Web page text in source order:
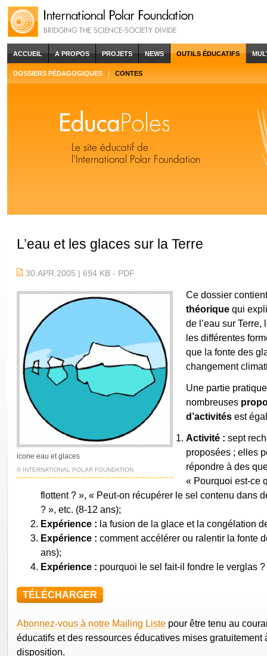
ACCUEIL A PROPOS PROJETS NEWS OUTILS ÉDUCATIFS
DOSSIERS PÉDAGOGIQUES CONTES
L’eau et les glaces sur la Terre
30.APR.2005 | 694 KB - PDF
icone eau et glaces
© INTERNATIONAL POLAR FOUNDATION
Ce dossier
théorique qui
de l’eau sur Terre,
les différentes
que la fonte des
changement
Une partie
nombreuses
d’activités est
Activité : sept
proposées ; elles
répondre à des
« Pourquoi est-ce
flottent ? », « Peut-on récupérer le sel contenu dans
? », etc. (8-12 ans);
Expérience : la fusion de la glace et la congélation
Expérience : comment accélérer ou ralentir la fonte
ans);
Expérience : pourquoi le sel fait-il fondre le verglas
TÉLÉCHARGER
Abonnez-vous à notre Mailing Liste pour être tenu au
éducatifs et des ressources éducatives mises gratuitement
disposition.